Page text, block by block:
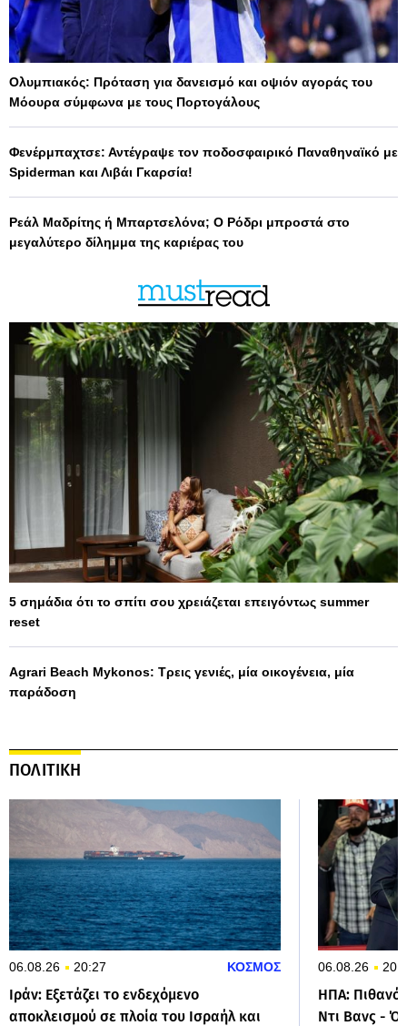
Ολυμπιακός: Πρόταση για δανεισμό και οψιόν αγοράς του
Μόουρα σύμφωνα με τους Πορτογάλους
Φενέρμπαχτσε: Αντέγραψε τον ποδοσφαιρικό Παναθηναϊκό με
Spiderman και Λιβάι Γκαρσία!
Ρεάλ Μαδρίτης ή Μπαρτσελόνα; Ο Ρόδρι μπροστά στο
μεγαλύτερο δίλημμα της καριέρας του
5 σημάδια ότι το σπίτι σου χρειάζεται επειγόντως summer
reset
Agrari Beach Mykonos: Τρεις γενιές, μία οικογένεια, μία
παράδοση
ΠΟΛΙΤΙΚΗ
06.08.26 20:27 ΚΟΣΜΟΣ
Ιράν: Εξετάζει το ενδεχόμενο
αποκλεισμού σε πλοία του Ισραήλ και
06.08.26
ΗΠΑ:
Ντι Βανς -